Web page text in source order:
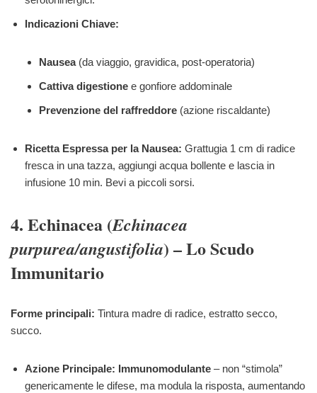
Indicazioni Chiave:
Nausea(da viaggio, gravidica, post-operatoria)
Cattiva digestione e gonfiore addominale
Prevenzione del raffreddore (azione riscaldante)
Ricetta Espressa per la Nausea: Grattugia 1 cm di radice
fresca in una tazza, aggiungi acqua bollente e lascia in
infusione 10 min. Bevi a piccoli sorsi.
4. Echinacea (Echinacea
purpurea/angustifolia) – Lo Scudo
Immunitario
Forme principali: Tintura madre di radice, estratto secco,
succo.
Azione Principale: Immunomodulante – non “stimola”
genericamente le difese, ma modula la risposta, aumentando